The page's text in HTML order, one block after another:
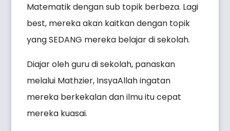
Matematik dengan sub topik berbeza. Lagi
best, mereka akan kaitkan dengan topik
yang SEDANG mereka belajar di sekolah.
Diajar oleh guru di sekolah, panaskan
melalui Mathzier, InsyaAllah ingatan
mereka berkekalan dan ilmu itu cepat
mereka kuasai.